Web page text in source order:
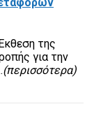
της
για την
(περισσότερα)